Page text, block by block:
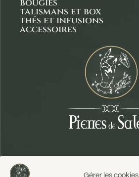
Gérer les cookies
bougies
talismans et box
thés et infusions
accessoires